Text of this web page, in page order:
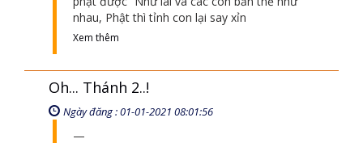
nhau, Phật thì tỉnh con lại say xỉn
Xem thêm
Oh... Thánh 2..!
Ngày đăng : 01-01-2021 08:01:56